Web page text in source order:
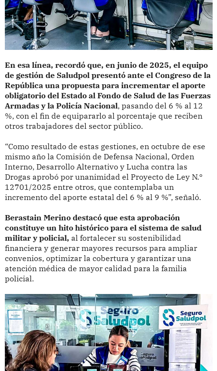
En esa línea, recordó que, en junio de 2025, el equipo
de gestión de Saludpol presentó ante el Congreso de la
República una propuesta para incrementar el aporte
obligatorio del Estado al Fondo de Salud de las Fuerzas
Armadas y la Policía Nacional, pasando del 6 % al 12
%, con el fin de equipararlo al porcentaje que reciben
otros trabajadores del sector público.
“Como resultado de estas gestiones, en octubre de ese
mismo año la Comisión de Defensa Nacional, Orden
Interno, Desarrollo Alternativo y Lucha contra las
Drogas aprobó por unanimidad el Proyecto de Ley N.°
12701/2025 entre otros, que contemplaba un
incremento del aporte estatal del 6 % al 9 %”, señaló.
Berastain Merino destacó que esta aprobación
constituye un hito histórico para el sistema de salud
militar y policial, al fortalecer su sostenibilidad
financiera y generar mayores recursos para ampliar
convenios, optimizar la cobertura y garantizar una
atención médica de mayor calidad para la familia
policial.